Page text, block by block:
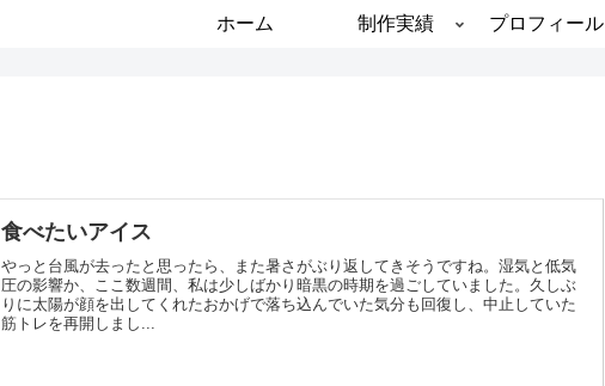
ホーム 制作実績 プロフィール
食べたいアイス
やっと台風が去ったと思ったら、また暑さがぶり返してきそうですね。湿気と低気
圧の影響か、ここ数週間、私は少しばかり暗黒の時期を過ごしていました。久しぶ
りに太陽が顔を出してくれたおかげで落ち込んでいた気分も回復し、中止していた
筋トレを再開しまし...